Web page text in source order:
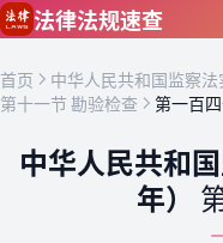
跳到主要内容
法律法规速查
首页 中华人民共和国监察法
第十一节 勘验检查
第一百
中华人民共和
年）